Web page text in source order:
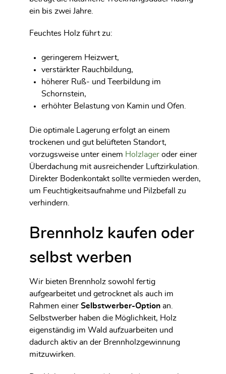
ein bis zwei Jahre.
Feuchtes Holz führt zu:
geringerem Heizwert,
verstärkter Rauchbildung,
höherer Ruß- und Teerbildung im
Schornstein,
erhöhter Belastung von Kamin und Ofen.
Die optimale Lagerung erfolgt an einem
trockenen und gut belüfteten Standort,
vorzugsweise unter einem Holzlager oder einer
Überdachung mit ausreichender Luftzirkulation.
Direkter Bodenkontakt sollte vermieden werden,
um Feuchtigkeitsaufnahme und Pilzbefall zu
verhindern.
Brennholz kaufen oder
selbst werben
Wir bieten Brennholz sowohl fertig
aufgearbeitet und getrocknet als auch im
Rahmen einer Selbstwerber-Option an.
Selbstwerber haben die Möglichkeit, Holz
eigenständig im Wald aufzuarbeiten und
dadurch aktiv an der Brennholzgewinnung
mitzuwirken.